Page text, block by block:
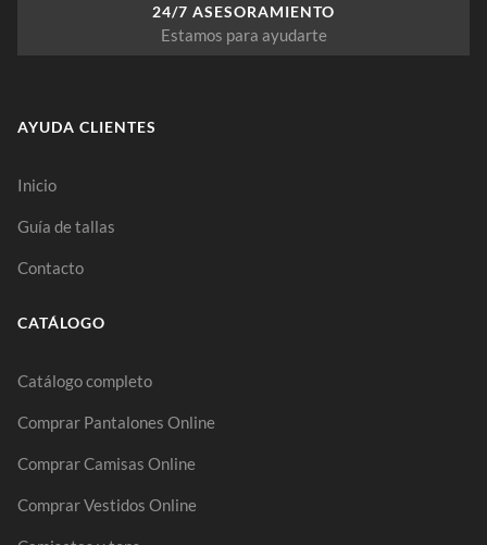
24/7 ASESORAMIENTO
Estamos para ayudarte
AYUDA CLIENTES
Inicio
Guía de tallas
Contacto
CATÁLOGO
Catálogo completo
Comprar Pantalones Online
Comprar Camisas Online
Comprar Vestidos Online